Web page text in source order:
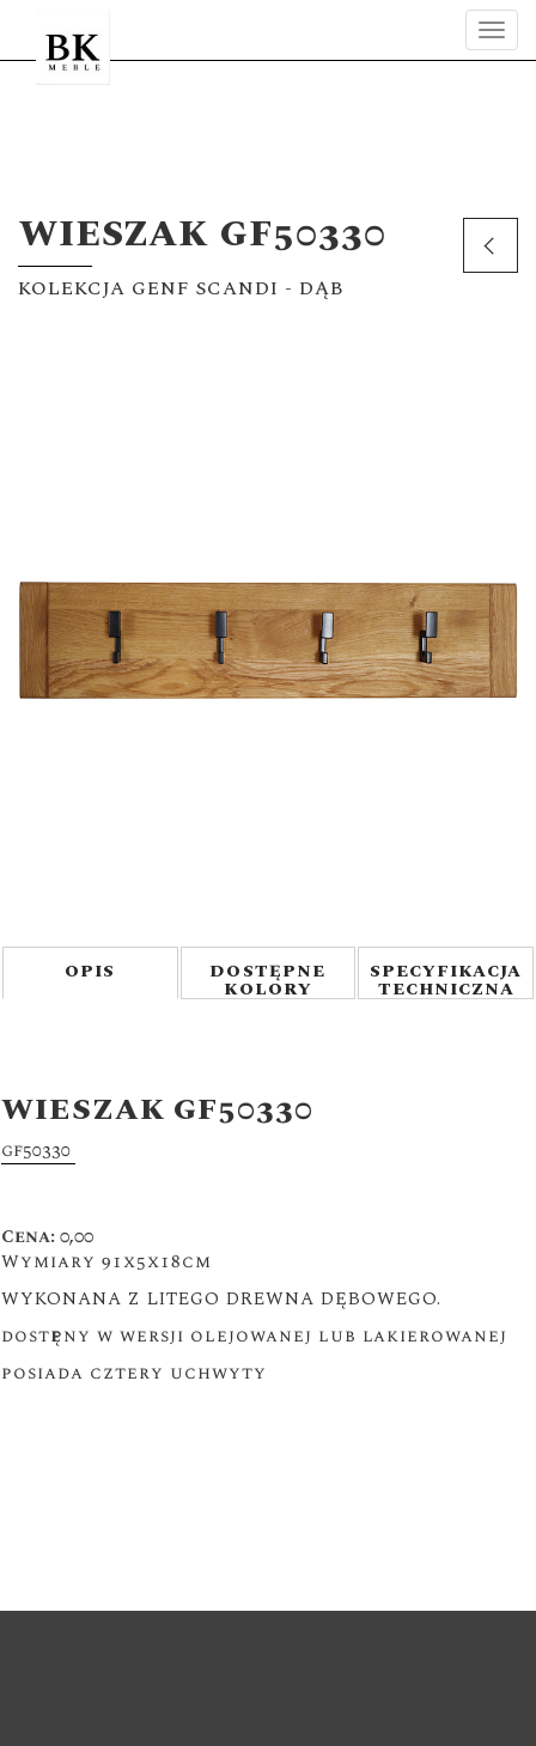
WIESZAK GF50330
KOLEKCJA GENF SCANDI - DĄB
OPIS DOSTĘPNE
KOLORY
SPECYFIKACJA
TECHNICZNA
WIESZAK GF50330
gf50330
Cena: 0,00
Wymiary 91x5x18cm
WYKONANA Z LITEGO DREWNA DĘBOWEGO.
dostępny w wersji olejowanej lub lakierowanej
posiada cztery uchwyty